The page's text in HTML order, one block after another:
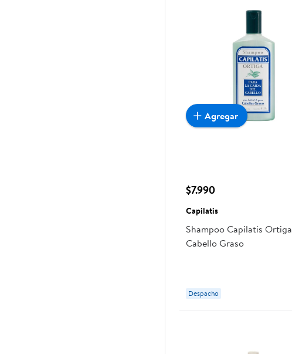
$7.990
Capilatis
Shampoo Capilatis Ortiga
Cabello Graso
Despacho
Agregar